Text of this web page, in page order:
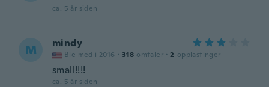
ca. 5 år siden
M mindy
Ble med i 2016 · 318 omtaler · 2 opplastinger
small!!!!
ca. 5 år siden